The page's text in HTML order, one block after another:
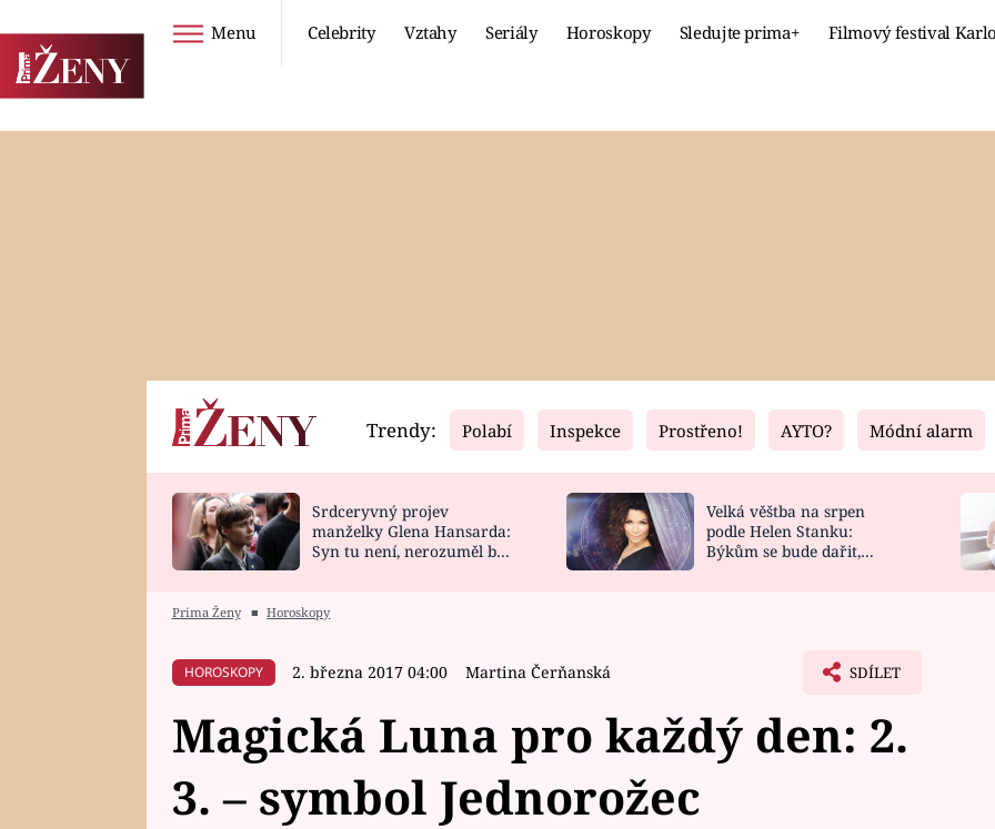
Menu Celebrity Vztahy Seriály Horoskopy Sledujte prima+ Filmový festival
Horoskopy
HOROSKOP NA
Video
CELEBRITY
VAŘENÍ
Fresh
NOVINKY
VIDEORECEPTY
Living
DESIGN
Trendy: Polabí Inspekce Prostřeno! AYTO? Módní alarm
Srdceryvný projev
manželky Glena Hansarda:
Syn tu není, nerozuměl by
Velká věštba na srpen
podle Helen Stanku:
Býkům se bude dařit,
Prima Ženy ■ Horoskopy
HOROSKOPY 2. března 2017 04:00 Martina Čerňanská SDÍLET
Magická Luna pro každý den: 2.
3. – symbol Jednorožec